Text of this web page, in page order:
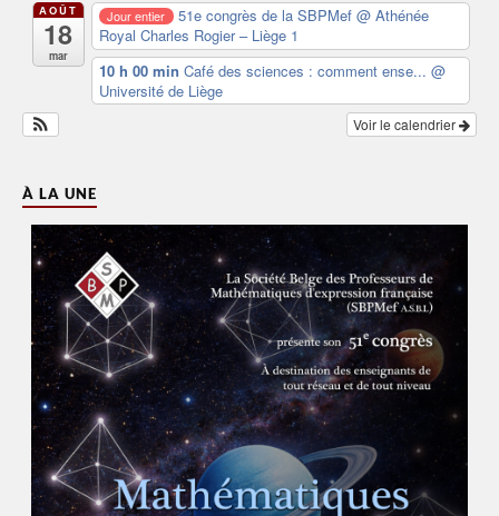
AOÛT
18
mar
Jour entier 51e congrès de la SBPMef@ Athénée
Royal Charles Rogier – Liège 1
10 h 00 min Café des sciences : comment ense... @
Université de Liège
Voir le calendrier
À LA UNE